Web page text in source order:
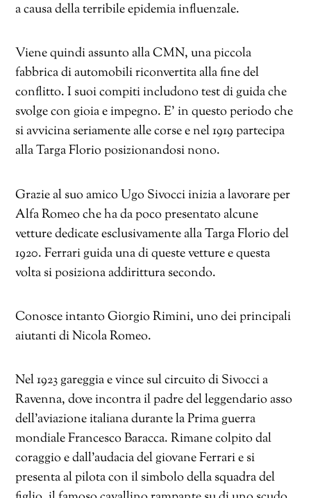
a causa della terribile epidemia influenzale.
Viene quindi assunto alla CMN, una piccola
fabbrica di automobili riconvertita alla fine del
conflitto. I suoi compiti includono test di guida che
svolge con gioia e impegno. E’ in questo periodo che
si avvicina seriamente alle corse e nel 1919 partecipa
alla Targa Florio posizionandosi nono.
Grazie al suo amico Ugo Sivocci inizia a lavorare per
Alfa Romeo che ha da poco presentato alcune
vetture dedicate esclusivamente alla Targa Florio del
1920. Ferrari guida una di queste vetture e questa
volta si posiziona addirittura secondo.
Conosce intanto Giorgio Rimini, uno dei principali
aiutanti di Nicola Romeo.
Nel 1923 gareggia e vince sul circuito di Sivocci a
Ravenna, dove incontra il padre del leggendario asso
dell’aviazione italiana durante la Prima guerra
mondiale Francesco Baracca. Rimane colpito dal
coraggio e dall’audacia del giovane Ferrari e si
presenta al pilota con il simbolo della squadra del